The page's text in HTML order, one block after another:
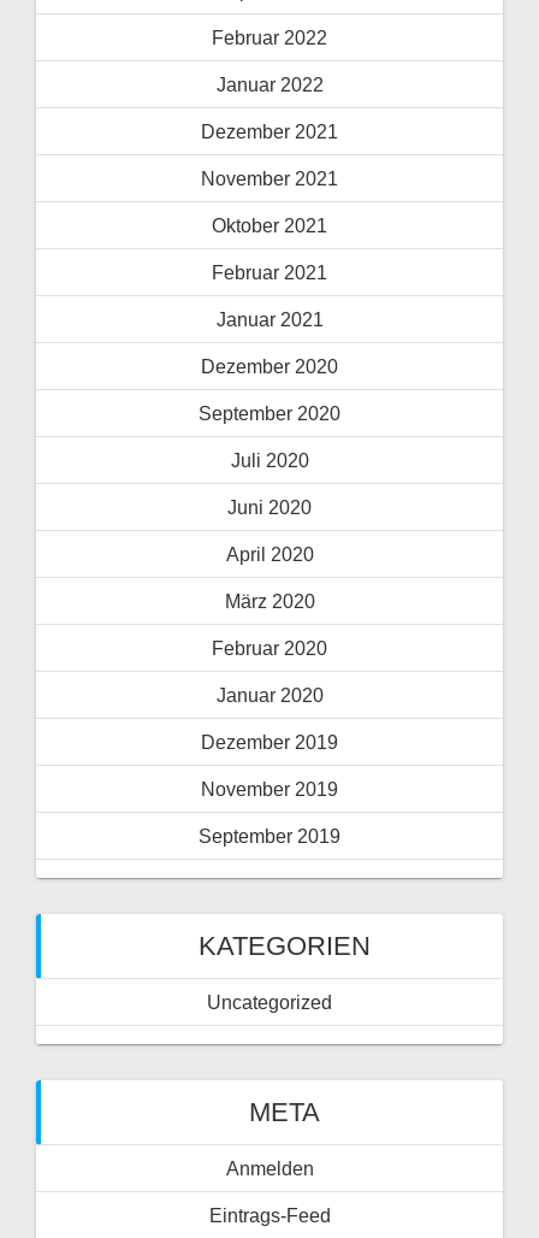
Februar 2022
Januar 2022
Dezember 2021
November 2021
Oktober 2021
Februar 2021
Januar 2021
Dezember 2020
September 2020
Juli 2020
Juni 2020
April 2020
März 2020
Februar 2020
Januar 2020
Dezember 2019
November 2019
September 2019
KATEGORIEN
Uncategorized
META
Anmelden
Eintrags-Feed